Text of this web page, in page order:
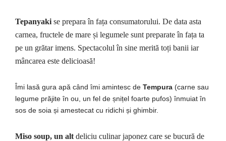
Tepanyaki se prepara în fața consumatorului. De data asta
carnea, fructele de mare și legumele sunt preparate în fața ta
pe un grătar imens. Spectacolul în sine merită toți banii iar
mâncarea este delicioasă!
Îmi lasă gura apă când îmi amintesc de Tempura (carne sau
legume prăjite în ou, un fel de șnițel foarte pufos) înmuiat în
sos de soia și amestecat cu ridichi și ghimbir.
Miso soup, un alt deliciu culinar japonez care se bucură de